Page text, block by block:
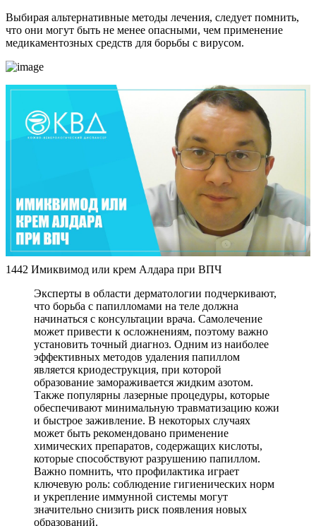
Выбирая альтернативные методы лечения, следует помнить,
что они могут быть не менее опасными, чем применение
медикаментозных средств для борьбы с вирусом.
1442 Имиквимод или крем Алдара при ВПЧ
Эксперты в области дерматологии подчеркивают,
что борьба с папилломами на теле должна
начинаться с консультации врача. Самолечение
может привести к осложнениям, поэтому важно
установить точный диагноз. Одним из наиболее
эффективных методов удаления папиллом
является криодеструкция, при которой
образование замораживается жидким азотом.
Также популярны лазерные процедуры, которые
обеспечивают минимальную травматизацию кожи
и быстрое заживление. В некоторых случаях
может быть рекомендовано применение
химических препаратов, содержащих кислоты,
которые способствуют разрушению папиллом.
Важно помнить, что профилактика играет
ключевую роль: соблюдение гигиенических норм
и укрепление иммунной системы могут
значительно снизить риск появления новых
образований.